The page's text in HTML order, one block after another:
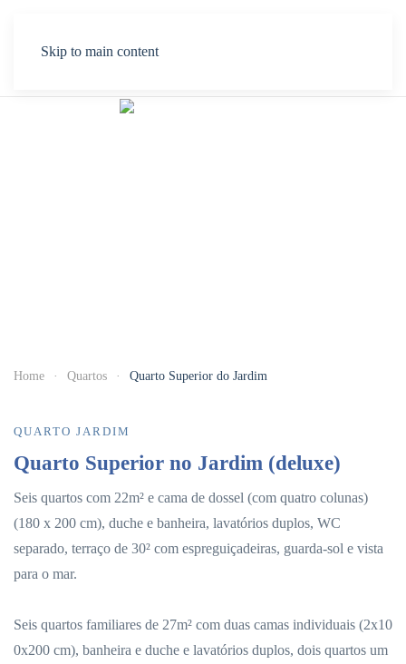
Skip to main content
Menu
Home Quartos Quarto Superior do Jardim
QUARTO JARDIM
Quarto Superior no Jardim (deluxe)
Seis quartos com 22m² e cama de dossel (com quatro colunas)
(180 x 200 cm), duche e banheira, lavatórios duplos, WC
separado, terraço de 30² com espreguiçadeiras, guarda-sol e vista
para o mar.
Seis quartos familiares de 27m² com duas camas individuais (2x10
0x200 cm), banheira e duche e lavatórios duplos, dois quartos um